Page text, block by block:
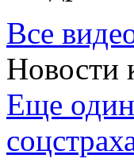
Все
Новости
Еще